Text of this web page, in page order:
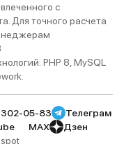
с
Для точного расчета
PHP 8, MySQL
05-83
Телеграм
MAX
Дзен